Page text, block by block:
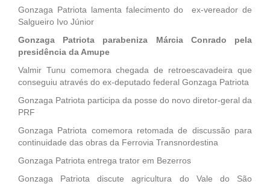
Gonzaga Patriota lamenta falecimento do ex-vereador de
Salgueiro Ivo Júnior
Gonzaga Patriota parabeniza Márcia Conrado pela
presidência da Amupe
Valmir Tunu comemora chegada de retroescavadeira que
conseguiu através do ex-deputado federal Gonzaga Patriota
Gonzaga Patriota participa da posse do novo diretor-geral da
PRF
Gonzaga Patriota comemora retomada de discussão para
continuidade das obras da Ferrovia Transnordestina
Gonzaga Patriota entrega trator em Bezerros
Gonzaga Patriota discute agricultura do Vale do São